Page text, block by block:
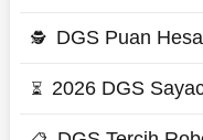
🕵 DGS Puan
⏳ 2026 DGS